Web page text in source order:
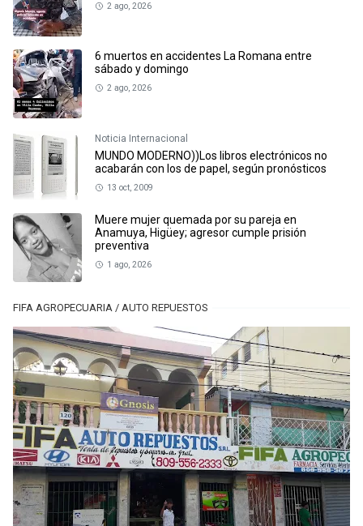
2 ago, 2026
6 muertos en accidentes La Romana entre
sábado y domingo
2 ago, 2026
Noticia Internacional
MUNDO MODERNO))Los libros electrónicos no
acabarán con los de papel, según pronósticos
13 oct, 2009
Muere mujer quemada por su pareja en
Anamuya, Higüey; agresor cumple prisión
preventiva
1 ago, 2026
FIFA AGROPECUARIA / AUTO REPUESTOS